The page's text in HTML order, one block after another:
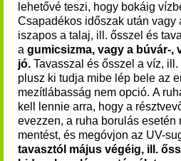
lehetővé teszi, hogy bokáig
Csapadékos időszak után vagy
iszapos a talaj, ill. ősszel és
a gumicsizma, vagy a búvár-,
jó. Tavasszal és ősszel a víz,
plusz ki tudja mibe lép bele az
mezítlábasság nem opció. A
kell lennie arra, hogy a
evezzen, a ruha borulás esetén
mentést, és megóvjon az UV-
tavasztól május végéig, ill.